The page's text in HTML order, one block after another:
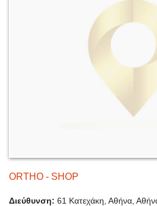
ORTHO - SHOP
Διεύθυνση: 61 Κατεχάκη, Αθήνα,